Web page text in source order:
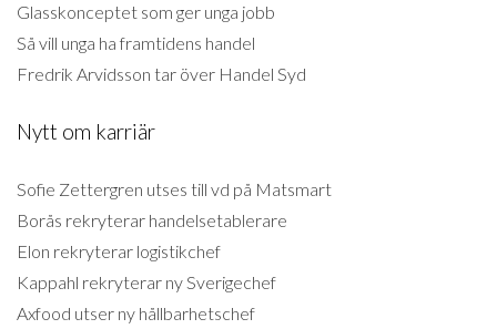
Glasskonceptet som ger unga jobb
Så vill unga ha framtidens handel
Fredrik Arvidsson tar över Handel Syd
Nytt om karriär
Sofie Zettergren utses till vd på Matsmart
Borås rekryterar handelsetablerare
Elon rekryterar logistikchef
Kappahl rekryterar ny Sverigechef
Axfood utser ny hållbarhetschef